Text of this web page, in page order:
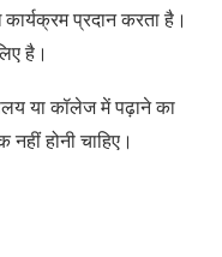
प्रदान करता है।
है।
या कॉलेज में पढ़ाने का
होनी चाहिए।